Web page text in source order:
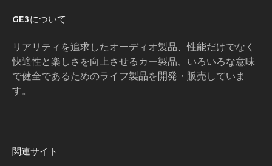
GE3について
リアリティを追求したオーディオ製品、性能だけでなく
快適性と楽しさを向上させるカー製品、いろいろな意味
で健全であるためのライフ製品を開発・販売していま
す。
関連サイト